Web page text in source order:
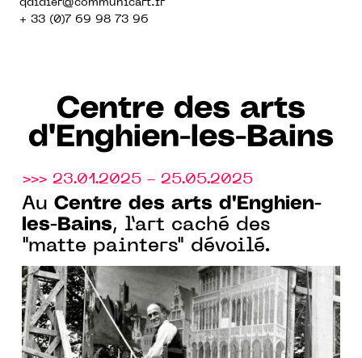
qdidier@communicart.fr
+ 33 (0)7 69 98 73 96
Centre des arts
d'Enghien-les-Bains
>>> 23.01.2025 - 25.05.2025
Au Centre des arts d'Enghien-
les-Bains, l’art caché des
"matte painters" dévoilé.